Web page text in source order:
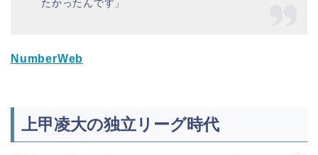
たかったんです」
NumberWeb
上甲凌大の独立リーグ時代